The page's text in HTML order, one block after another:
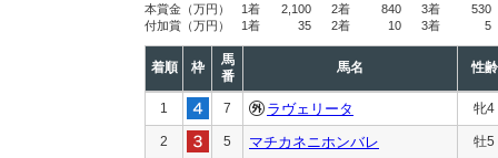
本賞金 （万円） 1着 2,100 2着 840 3着
530
付加賞 （万円） 1着 35 2着 10 3着 5
着順 枠
馬
番
馬名 性齢
1 7 ラヴェリータ 牝4
2 5 マチカネニホンバレ 牡5